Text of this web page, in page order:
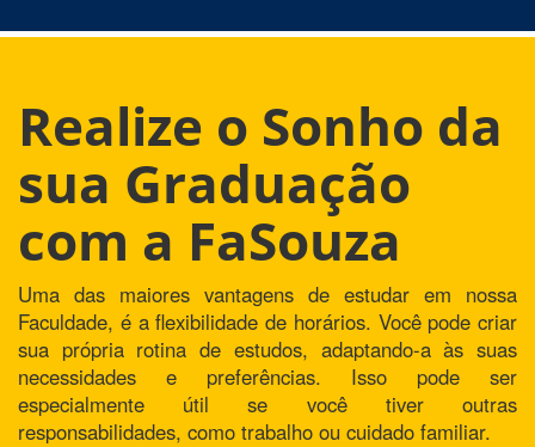
Realize o Sonho da
sua Graduação
com a FaSouza
Uma das maiores vantagens de estudar em nossa
Faculdade, é a flexibilidade de horários. Você pode criar
sua própria rotina de estudos, adaptando-a às suas
necessidades e preferências. Isso pode ser
especialmente útil se você tiver outras
responsabilidades, como trabalho ou cuidado familiar.